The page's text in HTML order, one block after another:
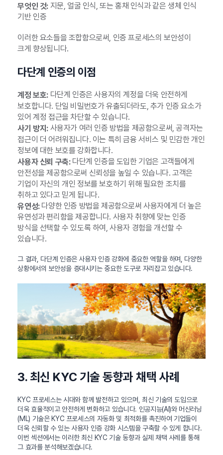
무엇인 것:지문, 얼굴 인식, 또는 홍채 인식과 같은 생체 인식
기반 인증
이러한 요소들을 조합함으로써, 인증 프로세스의 보안성이
크게 향상됩니다.
다단계 인증의 이점
계정 보호:다단계 인증은 사용자의 계정을 더욱 안전하게
보호합니다. 단일 비밀번호가 유출되더라도, 추가 인증 요소가
있어 계정 접근을 차단할 수 있습니다.
사기 방지:사용자가 여러 인증 방법을 제공함으로써, 공격자는
접근이 더 어려워집니다. 이는 특히 금융 서비스 및 민감한 개인
정보에 대한 보호를 강화합니다.
사용자 신뢰 구축:다단계 인증을 도입한 기업은 고객들에게
안전성을 제공함으로써 신뢰성을 높일 수 있습니다. 고객은
기업이 자신의 개인 정보를 보호하기 위해 필요한 조치를
취하고 있다고 믿게 됩니다.
유연성:다양한 인증 방법을 제공함으로써 사용자에게 더 높은
유연성과 편리함을 제공합니다. 사용자 취향에 맞는 인증
방식을 선택할 수 있도록 하여, 사용자 경험을 개선할 수
있습니다.
그 결과, 다단계 인증은 사용자 인증 강화에 중요한 역할을 하며, 다양한
상황에서의 보안성을 증대시키는 중요한 도구로 자리잡고 있습니다.
3. 최신 KYC 기술 동향과 채택 사례
KYC 프로세스는 시대와 함께 발전하고 있으며, 최신 기술의 도입으로
더욱 효율적이고 안전하게 변화하고 있습니다. 인공지능(AI)와 머신러닝
(ML) 기술은 KYC 프로세스의 자동화 및 최적화를 촉진하여 기업들이
더욱 신뢰할 수 있는 사용자 인증 강화 시스템을 구축할 수 있게 합니다.
이번 섹션에서는 이러한 최신 KYC 기술 동향과 실제 채택 사례를 통해
그 효과를 분석해보겠습니다.